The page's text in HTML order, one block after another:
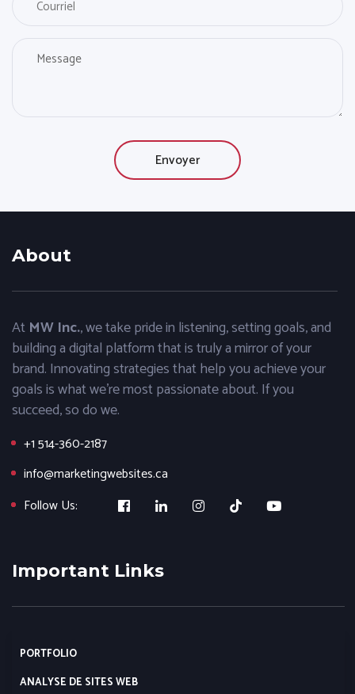
About
At MW Inc., we take pride in listening, setting goals, and
building a digital platform that is truly a mirror of your
brand. Innovating strategies that help you achieve your
goals is what we’re most passionate about. If you
succeed, so do we.
+1 514-360-2187
info@marketingwebsites.ca
Follow Us:
Important Links
PORTFOLIO
ANALYSE DE SITES WEB